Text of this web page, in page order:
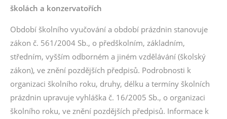
školách a konzervatořích
Období školního vyučování a období prázdnin stanovuje
zákon č. 561/2004 Sb., o předškolním, základním,
středním, vyšším odborném a jiném vzdělávání (školský
zákon), ve znění pozdějších předpisů. Podrobnosti k
organizaci školního roku, druhy, délku a termíny školních
prázdnin upravuje vyhláška č. 16/2005 Sb., o organizaci
školního roku, ve znění pozdějších předpisů. Informace k